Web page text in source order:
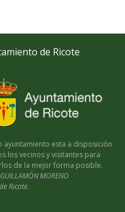
de Ricote
ayuntamiento esta a disposición
los vecinos y visitantes para
de la mejor forma posible.
MORENO
Ricote.